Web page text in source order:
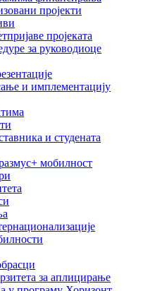
пројекти
пројеката
за руководиоце
и имплементацију
и студената
мобилност
за аплицирање